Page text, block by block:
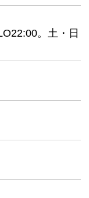
。土・日